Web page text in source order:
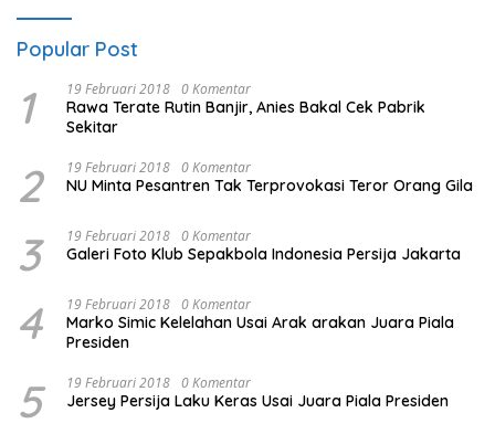
Popular Post
1 19 Februari 2018 0 Komentar
Rawa Terate Rutin Banjir, Anies Bakal Cek Pabrik
Sekitar
2 19 Februari 2018 0 Komentar
NU Minta Pesantren Tak Terprovokasi Teror Orang Gila
3 19 Februari 2018 0 Komentar
Galeri Foto Klub Sepakbola Indonesia Persija Jakarta
4 19 Februari 2018 0 Komentar
Marko Simic Kelelahan Usai Arak arakan Juara Piala
Presiden
5 19 Februari 2018 0 Komentar
Jersey Persija Laku Keras Usai Juara Piala Presiden